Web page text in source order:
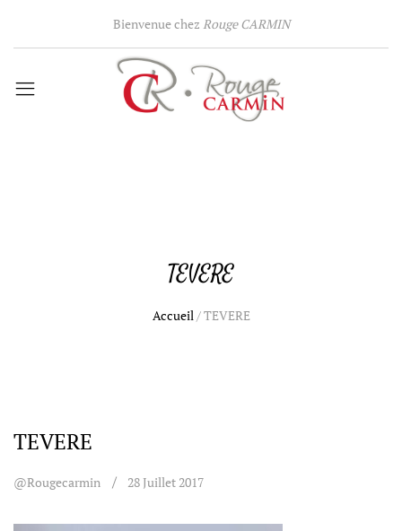
Bienvenue chez Rouge CARMIN
TEVERE
Accueil/TEVERE
TEVERE
@rougecarmin 28 Juillet 2017